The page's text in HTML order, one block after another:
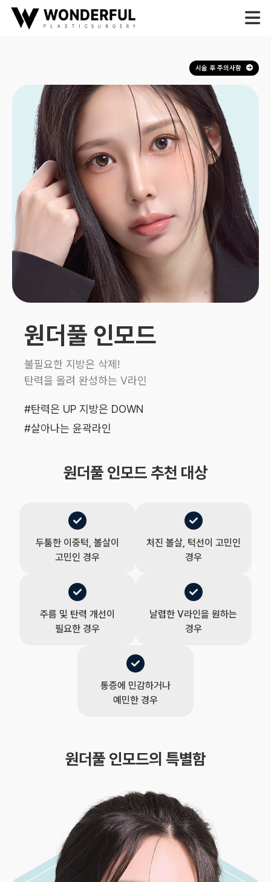
시술 후 주의사항
원더풀 인모드
불필요한 지방은 삭제!
탄력을 올려 완성하는 V라인
#탄력은 UP 지방은 DOWN
#살아나는 윤곽라인
원더풀 인모드 추천 대상
두툼한 이중턱, 볼살이
고민인 경우
처진 볼살, 턱선이 고민인
경우
주름 및 탄력 개선이
필요한 경우
날렵한 V라인을 원하는
경우
통증에 민감하거나
예민한 경우
원더풀 인모드의 특별함